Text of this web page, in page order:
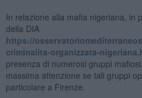
In relazione alla mafia nigeriana, in
della DIA
https://
criminalita-organizzata-
presenza di numerosi gruppi
massima attenzione se tali gruppi
particolare a Firenze.